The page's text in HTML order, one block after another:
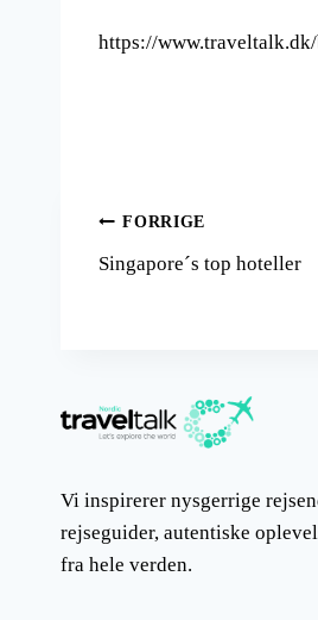
https://
FORRIGE
Singapore´s top hoteller
Vi inspirerer nysgerrige
rejseguider, autentiske
fra hele verden.